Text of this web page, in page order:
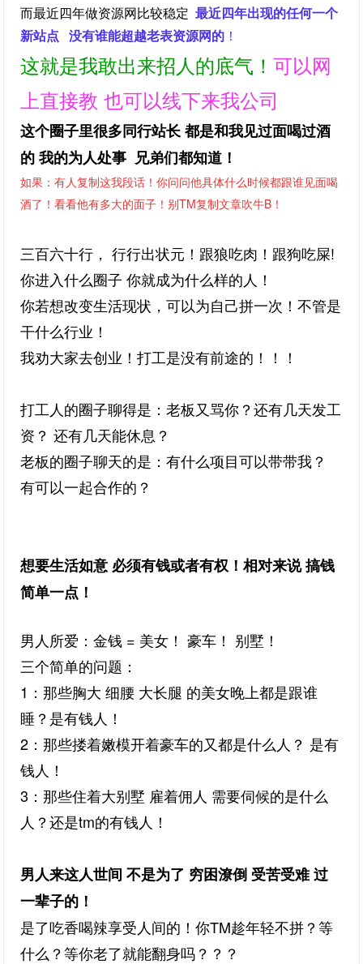
而最近四年做资源网比较稳定最近四年出现的任何一个
新站点 没有谁能超越老表资源网的 ！
这就是我敢出来招人的底气！可以网
上直接教 也可以线下来我公司
这个圈子里很多同行站长 都是和我见过面喝过酒
的 我的为人处事 兄弟们都知道！
如果：有人复制这我段话！你问问他具体什么时候都跟谁见面喝
酒了！看看他有多大的面子！别TM复制文章吹牛B！
三百六十行， 行行出状元！ 跟狼吃肉！跟狗吃屎!
你进入什么圈子 你就成为什么样的人！
你若想改变生活现状，可以为自己拼一次！不管是
干什么行业！
我劝大家去创业！打工是没有前途的！！！
打工人的圈子聊得是：老板又骂你？还有几天发工
资？ 还有几天能休息？
老板的圈子聊天的是：有什么项目可以带带我？
有可以一起合作的？
想要生活如意 必须有钱或者有权！相对来说 搞钱
简单一点！
男人所爱：金钱 = 美女！ 豪车！ 别墅！
三个简单的问题：
1：那些胸大 细腰 大长腿 的美女晚上都是跟谁
睡？是有钱人！
2：那些搂着嫩模开着豪车的又都是什么人？ 是有
钱人！
3：那些住着大别墅 雇着佣人 需要伺候的是什么
人？还是tm的有钱人！
男人来这人世间 不是为了 穷困潦倒 受苦受难 过
一辈子的！
是了吃香喝辣享受人间的！你TM趁年轻不拼？等
什么？等你老了就能翻身吗？？？